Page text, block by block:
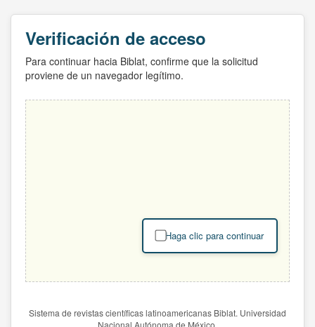
Verificación de acceso
Para continuar hacia Biblat, confirme que la solicitud
proviene de un navegador legítimo.
Haga clic para continuar
Sistema de revistas científicas latinoamericanas Biblat. Universidad
Nacional Autónoma de México.